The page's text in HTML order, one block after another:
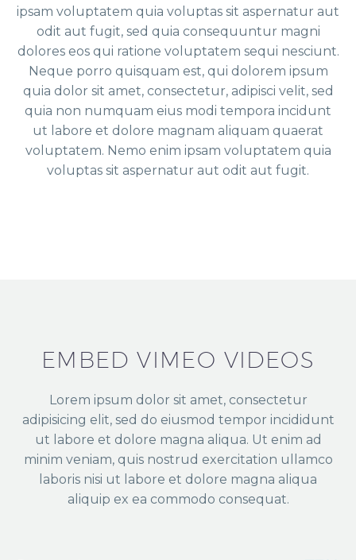
ipsam voluptatem quia voluptas sit aspernatur aut
odit aut fugit, sed quia consequuntur magni
dolores eos qui ratione voluptatem sequi nesciunt.
Neque porro quisquam est, qui dolorem ipsum
quia dolor sit amet, consectetur, adipisci velit, sed
quia non numquam eius modi tempora incidunt
ut labore et dolore magnam aliquam quaerat
voluptatem. Nemo enim ipsam voluptatem quia
voluptas sit aspernatur aut odit aut fugit.
EMBED VIMEO VIDEOS
Lorem ipsum dolor sit amet, consectetur
adipisicing elit, sed do eiusmod tempor incididunt
ut labore et dolore magna aliqua. Ut enim ad
minim veniam, quis nostrud exercitation ullamco
laboris nisi ut labore et dolore magna aliqua
aliquip ex ea commodo consequat.